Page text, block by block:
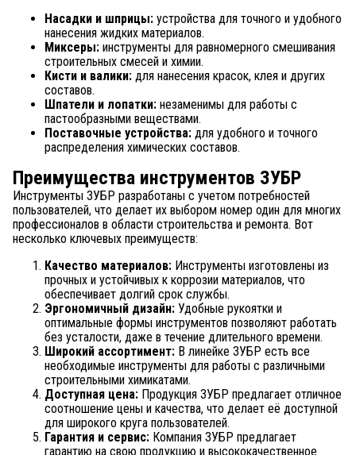
Насадки и шприцы: устройства для точного и удобного
нанесения жидких материалов.
Миксеры: инструменты для равномерного смешивания
строительных смесей и химии.
Кисти и валики: для нанесения красок, клея и других
составов.
Шпатели и лопатки: незаменимы для работы с
пастообразными веществами.
Поставочные устройства: для удобного и точного
распределения химических составов.
Преимущества инструментов ЗУБР
Инструменты ЗУБР разработаны с учетом потребностей
пользователей, что делает их выбором номер один для многих
профессионалов в области строительства и ремонта. Вот
несколько ключевых преимуществ:
Качество материалов: Инструменты изготовлены из
прочных и устойчивых к коррозии материалов, что
обеспечивает долгий срок службы.
Эргономичный дизайн: Удобные рукоятки и
оптимальные формы инструментов позволяют работать
без усталости, даже в течение длительного времени.
Широкий ассортимент: В линейке ЗУБР есть все
необходимые инструменты для работы с различными
строительными химикатами.
Доступная цена: Продукция ЗУБР предлагает отличное
соотношение цены и качества, что делает её доступной
для широкого круга пользователей.
Гарантия и сервис: Компания ЗУБР предлагает
гарантию на свою продукцию и высококачественное